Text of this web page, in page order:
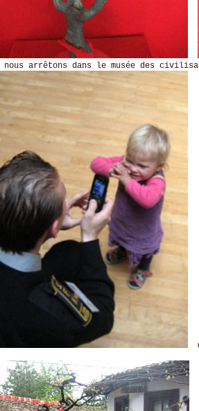
dans le musée des